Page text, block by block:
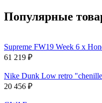
Популярные
Supreme FW19 Week 6 x
61 219 ₽
Nike Dunk Low retro
20 456 ₽